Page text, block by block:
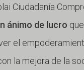
Ciudadanía
ánimo de lucro
el
la mejora de la